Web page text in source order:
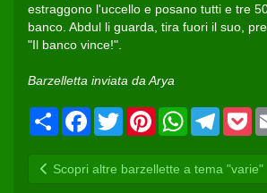
estraggono l'uccello e posano tutti e tre
banco. Abdul li guarda, tira fuori il suo,
"Il banco vince!".
Barzelletta inviata da Arya
CondividiFacebook
Twitter PinterestWhatsApp
Scopri altre barzellette a tema "varie"